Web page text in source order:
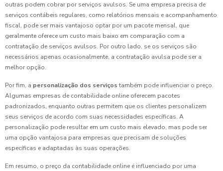
outras podem cobrar por serviços avulsos. Se uma empresa precisa de
serviços contábeis regulares, como relatórios mensais e acompanhamento
fiscal, pode ser mais vantajoso optar por um pacote mensal, que
geralmente oferece um custo mais baixo em comparação com a
contratação de serviços avulsos. Por outro lado, se os serviços são
necessários apenas ocasionalmente, a contratação avulsa pode ser a
melhor opção.
Por fim, a personalização dos serviços também pode influenciar o preço.
Algumas empresas de contabilidade online oferecem pacotes
padronizados, enquanto outras permitem que os clientes personalizem
seus serviços de acordo com suas necessidades específicas. A
personalização pode resultar em um custo mais elevado, mas pode ser
uma opção vantajosa para empresas que precisam de soluções
específicas e adaptadas às suas operações.
Em resumo, o preço da contabilidade online é influenciado por uma